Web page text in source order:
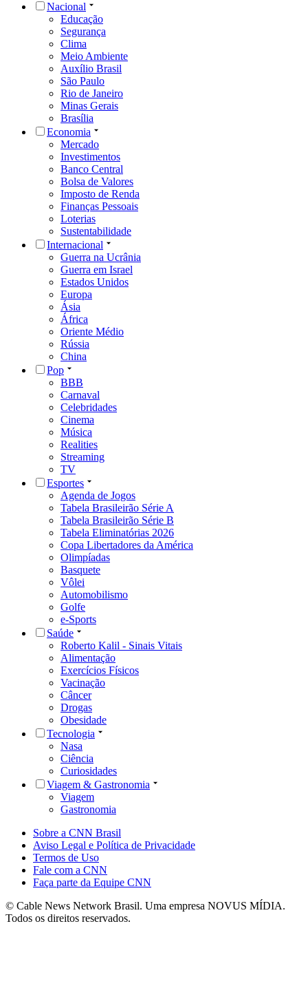
Nacional
Educação
Segurança
Clima
Meio Ambiente
Auxílio Brasil
São Paulo
Rio de Janeiro
Minas Gerais
Brasília
Economia
Mercado
Investimentos
Banco Central
Bolsa de Valores
Imposto de Renda
Finanças Pessoais
Loterias
Sustentabilidade
Internacional
Guerra na Ucrânia
Guerra em Israel
Estados Unidos
Europa
Ásia
África
Oriente Médio
Rússia
China
Pop
BBB
Carnaval
Celebridades
Cinema
Música
Realities
Streaming
TV
Esportes
Agenda de Jogos
Tabela Brasileirão Série A
Tabela Brasileirão Série B
Tabela Eliminatórias 2026
Copa Libertadores da América
Olimpíadas
Basquete
Vôlei
Automobilismo
Golfe
e-Sports
Saúde
Roberto Kalil - Sinais Vitais
Alimentação
Exercícios Físicos
Vacinação
Câncer
Drogas
Obesidade
Tecnologia
Nasa
Ciência
Curiosidades
Viagem & Gastronomia
Viagem
Gastronomia
Sobre a CNN Brasil
Aviso Legal e Política de Privacidade
Termos de Uso
Fale com a CNN
Faça parte da Equipe CNN
© Cable News Network Brasil. Uma empresa NOVUS MÍDIA.
Todos os direitos reservados.